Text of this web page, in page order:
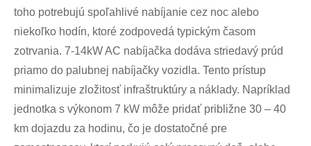
toho potrebujú spoľahlivé nabíjanie cez noc alebo
niekoľko hodín, ktoré zodpovedá typickým časom
zotrvania. 7-14kW AC nabíjačka dodáva striedavý prúd
priamo do palubnej nabíjačky vozidla. Tento prístup
minimalizuje zložitosť infraštruktúry a náklady. Napríklad
jednotka s výkonom 7 kW môže pridať približne 30 – 40
km dojazdu za hodinu, čo je dostatočné pre